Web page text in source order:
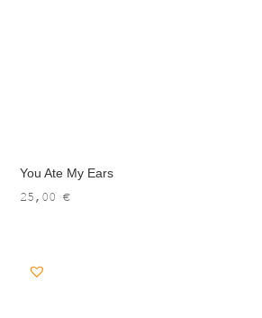
You Ate My Ears
25,00€